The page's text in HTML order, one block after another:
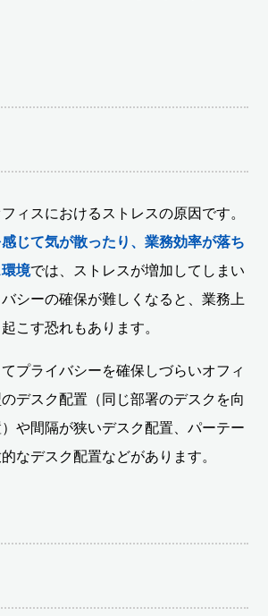
ィスにおけるストレスの原因です。
じて気が散ったり、業務効率が落ち
境では、ストレスが増加してしまい
シーの確保が難しくなると、業務上
こす恐れもあります。
プライバシーを確保しづらいオフィ
デスク配置（同じ部署のデスクを向
や間隔が狭いデスク配置、パーテー
なデスク配置などがあります。